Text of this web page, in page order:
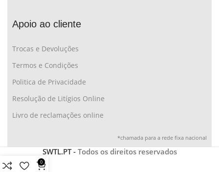
Apoio ao cliente
Trocas e Devoluções
Termos e Condições
Politica de Privacidade
Resolução de Litígios Online
Livro de reclamações online
*chamada para a rede fixa nacional
SWTL.PT - Todos os direitos reservados
0